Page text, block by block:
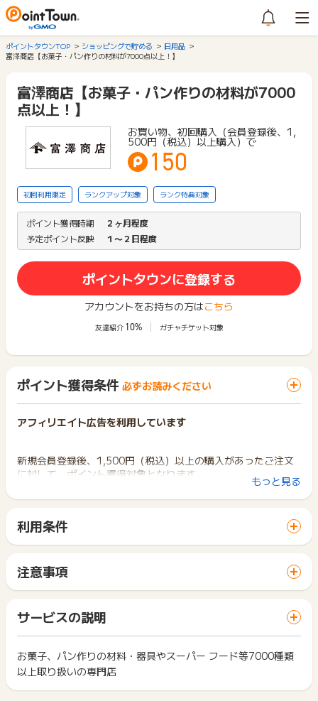
ポイントタウンTOP ショッピングで貯める
日用品
富澤商店【お菓子・パン作りの材料が7000点以上！】
富澤商店【お菓子・パン作りの材料が7000
点以上！】
お買い物、初回購入（会員登録後、1,
500円（税込）以上購入）で
150
初回利用限定 ランクアップ対象 ランク特典対象
ポイント獲得時期
２ヶ月程度
予定ポイント反映
１〜２日程度
ポイントタウンに登録する
アカウントをお持ちの方はこちら
友達紹介 10% ガチャチケット対象
ポイント獲得条件 必ずお読みください
アフィリエイト広告を利用しています
新規会員登録後、1,500円（税込）以上の購入があったご注文
に対して、ポイント獲得対象となります。
※重複、虚偽、いたずら等の購入、未入金、返品、キャンセルは
※ポイントに関するお問い合わせは、ポイントタウンサポートま
ポイントについて、広告主に直接お問い合わせをした場合、ポ
イント獲得対象外となる場合がございます。
※お申込み日から半年以上経過している場合、ポイントに関する
お問合せを承ることができません。あらかじめご了承くださ
い。
※ポイントに関するお問い合わせは、ポイントタウンのサポート
までお問い合わせください。ポイントについて、広告主に直接
お問い合わせをした場合、ポイント獲得対象外となる場合がご
もっと見る
利用条件
サイトに移動してからお申し込みやお買い物が完了するまでの
間に、同じブラウザ（※）で他のサイトに移動した場合はポイン
ト獲得ができません。
「 ショッピングでポイントGET 」ボタンを押した時とサービ
ス・お買い物利用時で、デバイス・ブラウザが異なる場合はポ
イント獲得ができません。
2回以上同じお買い物・サービスをご利用される場合は、毎回
ポイントタウンに戻り、「 ショッピングでポイントGET 」ボ
注意事項
一部のサービスにつきましては、1商品につき10円単位の金額
は切り捨てとなります。
ポイント獲得が1ポイント未満のものは切り捨てとなり、ポイ
ント履歴には記載されません。
原則として広告主側のポイント等を利用して支払われた金額分
につきましては、ポイントタウンのポイント獲得の対象には含
まれません。
サービスの説明
お菓子、パン作りの材料・器具やスーパー フード等7000種類
以上取り扱いの専門店